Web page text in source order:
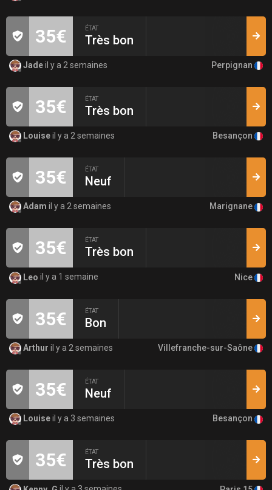
35€ ÉTAT
Très bon
Jadeil y a 2 semaines Perpignan
35€ ÉTAT
Très bon
Louiseil y a 2 semaines Besançon
35€ ÉTAT
Neuf
Adam il y a 2 semaines Marignane
35€ ÉTAT
Très bon
Leo il y a 1 semaine Nice
35€ ÉTAT
Bon
Arthur il y a 2 semaines Villefranche-sur-Saône
35€ ÉTAT
Neuf
Louiseil y a 3 semaines Besançon
35€ ÉTAT
Très bon